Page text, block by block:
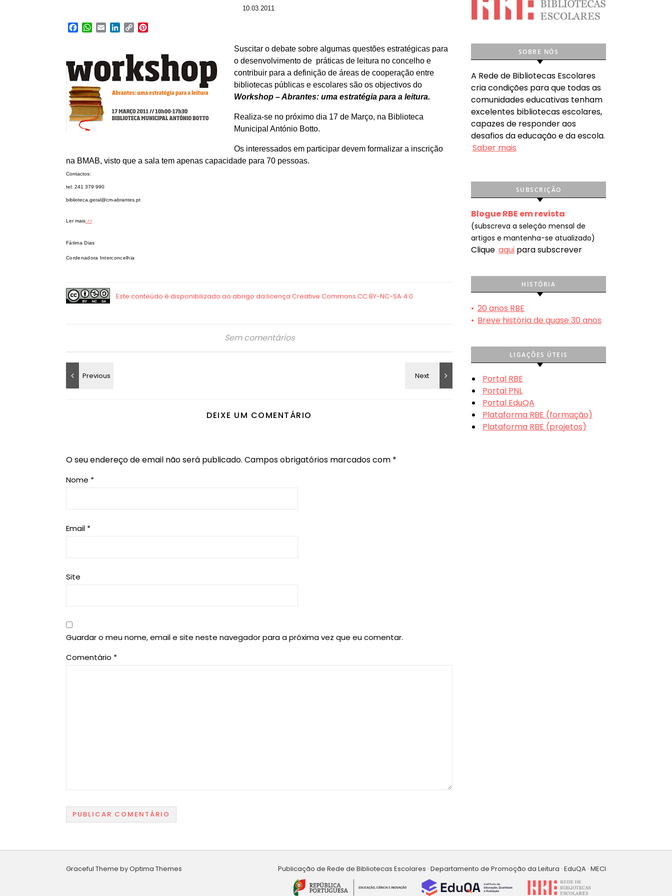
10.03.2011
Facebook
WhatsApp
EmailLinkedIn
Copy
Suscitar o debate sobre algumas questões estratégicas para
o desenvolvimento de práticas de leitura no concelho e
contribuir para a definição de áreas de cooperação entre
bibliotecas públicas e escolares são os objectivos do
Workshop – Abrantes: uma estratégia para a leitura.
Realiza-se no próximo dia 17 de Março, na Biblioteca
Municipal António Botto.
Os interessados em participar devem formalizar a inscrição
na BMAB, visto que a sala tem apenas capacidade para 70 pessoas.
Contactos:
tel: 241 379 990
biblioteca.geral@cm-abrantes.pt
Ler mais >>
Fátima Dias
Cordenadora Interconcelhia
Sem comentários
DEIXE UM COMENTÁRIO
O seu endereço de email não será publicado. Campos obrigatórios marcados com *
Nome *
Email *
Site
Guardar o meu nome, email e site neste navegador para a próxima vez que eu comentar.
Comentário *
SOBRE NÓS
A Rede de Bibliotecas Escolares
cria condições para que todas as
comunidades educativas tenham
excelentes bibliotecas escolares,
capazes de responder aos
desafios da educação e da escola.
Saber mais
SUBSCRIÇÃO
Blogue RBE em revista
(subscreva a seleção mensal de
artigos e mantenha-se atualizado)
Clique aqui para subscrever
HISTÓRIA
• 20 anos RBE
• Breve história de quase 30 anos
LIGAÇÕES ÚTEIS
Portal RBE
Portal PNL
Portal EduQA
Plataforma RBE (formação)
Plataforma RBE (projetos)
Publicação de Rede de Bibliotecas Escolares · Departamento de Promoção da Leitura · EduQA · MECI
Graceful Theme byOptima Themes